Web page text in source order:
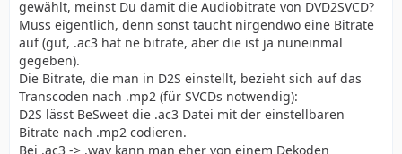
gewählt, meinst Du damit die Audiobitrate von DVD2SVCD?
Muss eigentlich, denn sonst taucht nirgendwo eine Bitrate
auf (gut, .ac3 hat ne bitrate, aber die ist ja nuneinmal
gegeben).
Die Bitrate, die man in D2S einstellt, bezieht sich auf das
Transcoden nach .mp2 (für SVCDs notwendig):
D2S lässt BeSweet die .ac3 Datei mit der einstellbaren
Bitrate nach .mp2 codieren.
Bei .ac3 -> .wav kann man eher von einem Dekoden